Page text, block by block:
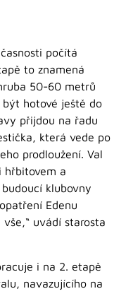
počítá
to znamená
50-60 metrů
být hotové ještě do
přijdou na řadu
která vede po
prodloužení. Val
hřbitovem a
klubovny
Edenu
uvádí starosta
i na 2. etapě
navazujícího na